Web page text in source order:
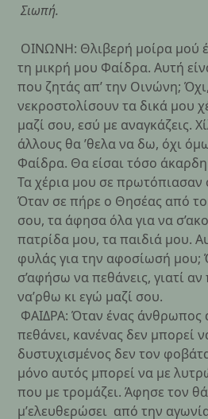
Σιωπή.
ΟΙΝΩΝΗ: Θλιβερή μοίρα μού
τη μικρή μου Φαίδρα. Αυτή
που ζητάς απ’ την Οινώνη;
νεκροστολίσουν τα δικά μου
μαζί σου, εσύ με αναγκάζεις.
άλλους θα ’θελα να δω, όχι
Φαίδρα. Θα είσαι τόσο
Τα χέρια μου σε πρωτόπιασαν
Όταν σε πήρε ο Θησέας από το
σου, τα άφησα όλα για να
πατρίδα μου, τα παιδιά μου.
φυλάς για την αφοσίωσή μου;
σ’αφήσω να πεθάνεις, γιατί
να’ρθω κι εγώ μαζί σου.
ΦΑΙΔΡΑ: Όταν ένας άνθρωπος
πεθάνει, κανένας δεν μπορεί
δυστυχισμένος δεν τον
μόνο αυτός μπορεί να με
που με τρομάζει. Άφησε τον
μ’ελευθερώσει από την